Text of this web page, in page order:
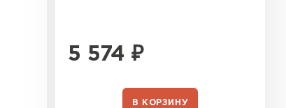
5 574 ₽
В КОРЗИНУ